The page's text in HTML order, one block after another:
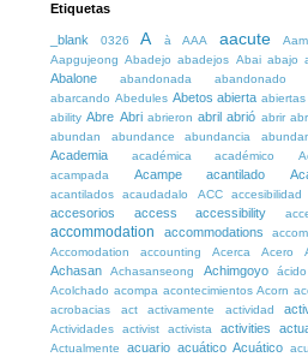
Etiquetas
_blank 0326 A à AAA aacute Aam
Aapgujeong Abadejo abadejos Abai abajo
Abalone abandonada abandonado
abarcando Abedules Abetos abierta abiertas
ability Abre Abri abrieron abril abrió abrir
abundan
abundance abundancia
Academia
académica académico
acampada
Acampe acantilado
acantilados acaudadalo ACC accesibilidad
accesorios access accessibility
accommodation accommodations
Accomodation
accounting Acerca Acero
Achasan Achasanseong Achimgoyo ácido
Acolchado acompa acontecimientos Acorn
acrobacias
act activamente actividad
Actividades activist activista activities
Actualmente acuario acuático Acuático